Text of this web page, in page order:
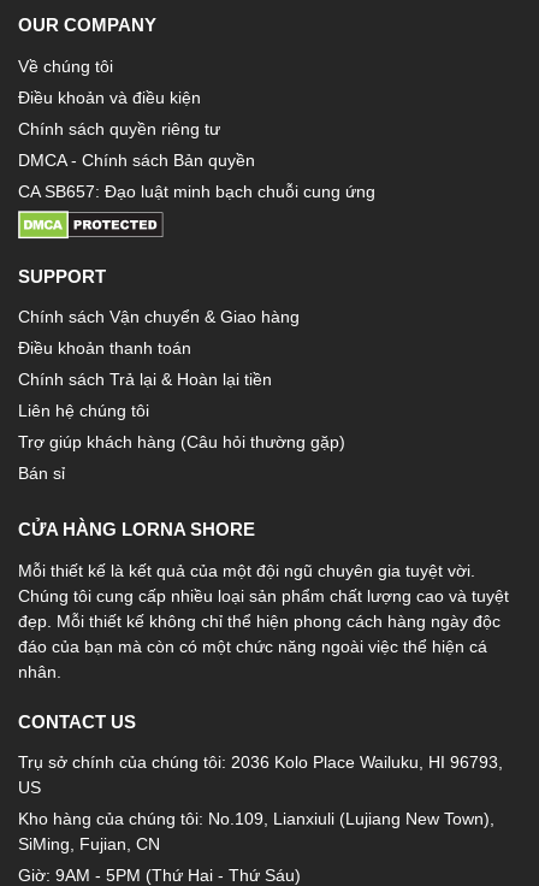
OUR COMPANY
Về chúng tôi
Điều khoản và điều kiện
Chính sách quyền riêng tư
DMCA - Chính sách Bản quyền
CA SB657: Đạo luật minh bạch chuỗi cung ứng
SUPPORT
Chính sách Vận chuyển & Giao hàng
Điều khoản thanh toán
Chính sách Trả lại & Hoàn lại tiền
Liên hệ chúng tôi
Trợ giúp khách hàng (Câu hỏi thường gặp)
Bán sỉ
CỬA HÀNG LORNA SHORE
Mỗi thiết kế là kết quả của một đội ngũ chuyên gia tuyệt vời.
Chúng tôi cung cấp nhiều loại sản phẩm chất lượng cao và tuyệt
đẹp. Mỗi thiết kế không chỉ thể hiện phong cách hàng ngày độc
đáo của bạn mà còn có một chức năng ngoài việc thể hiện cá
nhân.
CONTACT US
Trụ sở chính của chúng tôi: 2036 Kolo Place Wailuku, HI 96793,
US
Kho hàng của chúng tôi: No.109, Lianxiuli (Lujiang New Town),
SiMing, Fujian, CN
Giờ: 9AM - 5PM (Thứ Hai - Thứ Sáu)